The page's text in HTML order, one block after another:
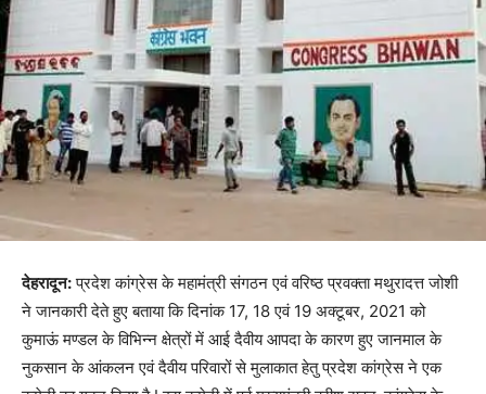
देहरादून:प्रदेश कांग्रेस के महामंत्री संगठन एवं वरिष्ठ प्रवक्ता मथुरादत्त जोशी
ने जानकारी देते हुए बताया कि दिनांक 17, 18 एवं 19 अक्टूबर, 2021 को
कुमाऊं मण्डल के विभिन्न क्षेत्रों में आई दैवीय आपदा के कारण हुए जानमाल के
नुकसान के आंकलन एवं दैवीय परिवारों से मुलाकात हेतु प्रदेश कांग्रेस ने एक